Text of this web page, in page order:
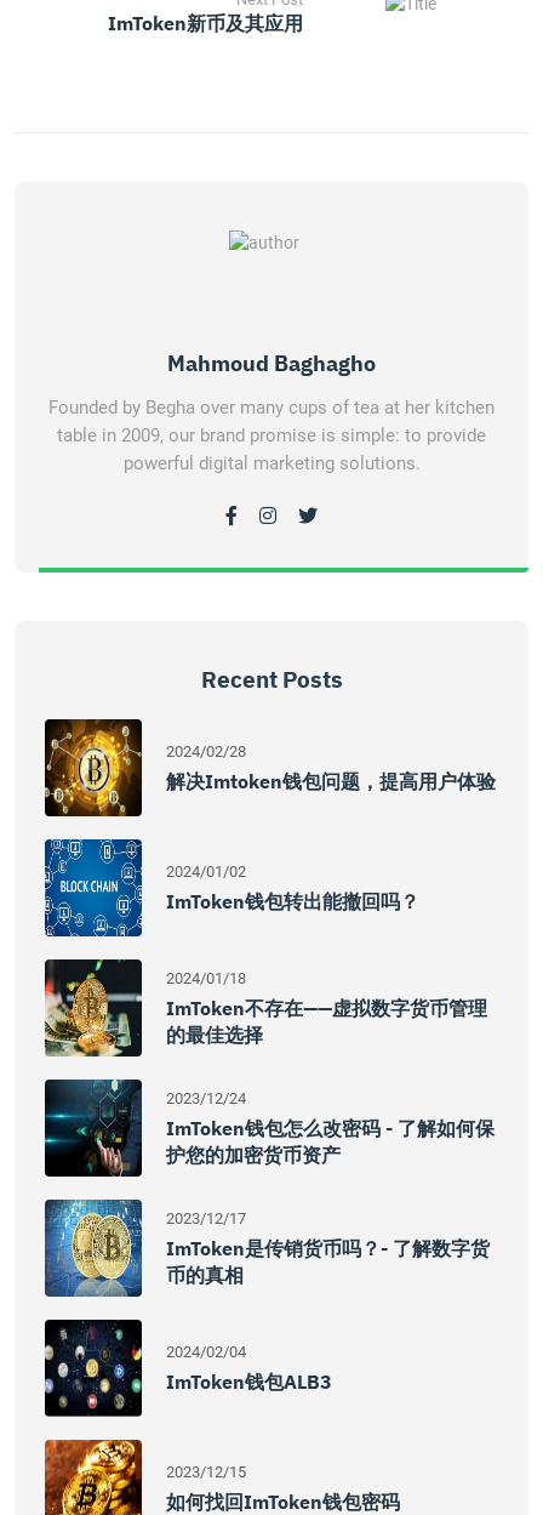
ImToken新币及其应用
Mahmoud Baghagho
Founded by Begha over many cups of tea at her kitchen
table in 2009, our brand promise is simple: to provide
powerful digital marketing solutions.
Recent Posts
2024/02/28
解决imtoken钱包问题，提高用户体验
2024/01/02
ImToken钱包转出能撤回吗？
2024/01/18
ImToken不存在——虚拟数字货币管理
的最佳选择
2023/12/24
ImToken钱包怎么改密码 - 了解如何保
护您的加密货币资产
2023/12/17
ImToken是传销货币吗？- 了解数字货
币的真相
2024/02/04
ImToken钱包ALB3
2023/12/15
如何找回imToken钱包密码